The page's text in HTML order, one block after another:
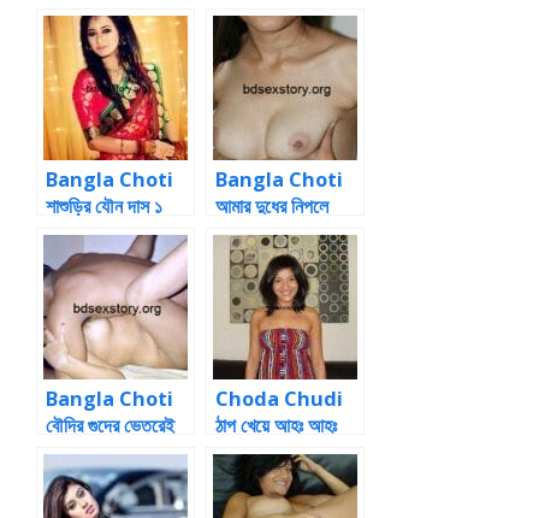
Bangla Choti
শাশুড়ির যৌন দাস ১
Bangla Choti
আমার দুধের নিপলে
ব্যাথা অনুভব করছিলাম
Bangla Choti
বৌদির গুদের ভেতরেই
মাল ফেলে দিলাম
Choda Chudi
ঠাপ খেয়ে আহঃ আহঃ
ওহঃ ওহঃ করতে লাগলো
bdsex